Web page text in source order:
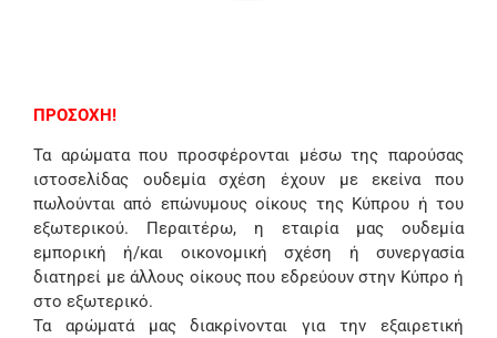
ΠΡΟΣΟΧΗ!
Τα αρώματα που προσφέρονται μέσω της παρούσας
ιστοσελίδας ουδεμία σχέση έχουν με εκείνα που
πωλούνται από επώνυμους οίκους της Κύπρου ή του
εξωτερικού. Περαιτέρω, η εταιρία μας ουδεμία
εμπορική ή/και οικονομική σχέση ή συνεργασία
διατηρεί με άλλους οίκους που εδρεύουν στην Κύπρο ή
στο εξωτερικό.
Τα αρώματά μας διακρίνονται για την εξαιρετική